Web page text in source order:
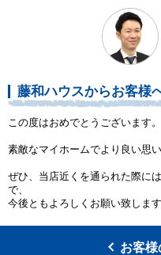
藤和ハウスからお客様
この度はおめでとうございます。
素敵なマイホームでより良い思
ぜひ、当店近くを通られた際に
で、
今後ともよろしくお願い致しま
お客様